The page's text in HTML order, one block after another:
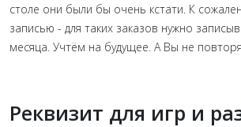
столе они были бы очень кстати. К
записью - для таких заказов нужно
месяца. Учтём на будущее. А Вы не
Реквизит для игр и